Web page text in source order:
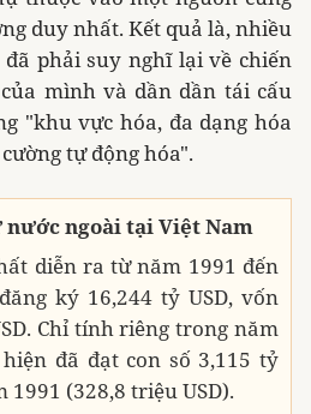
duy nhất. Kết quả là, nhiều
phải suy nghĩ lại về chiến
mình và dần dần tái cấu
"khu vực hóa, đa dạng hóa
tự động hóa".
nước ngoài tại Việt Nam
diễn ra từ năm 1991 đến
ký 16,244 tỷ USD, vốn
Chỉ tính riêng trong năm
đã đạt con số 3,115 tỷ
1991 (328,8 triệu USD).